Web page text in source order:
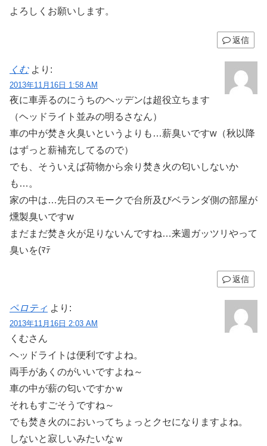
よろしくお願いします。
返信
くむ より:
2013年11月16日 1:58 AM
夜に車弄るのにうちのヘッデンは超役立ちます
（ヘッドライト並みの明るさなん）
車の中が焚き火臭いというよりも…薪臭いですw（秋以降
はずっと薪補充してるので）
でも、そういえば荷物から余り焚き火の匂いしないか
も…。
家の中は…先日のスモークで台所及びベランダ側の部屋が
燻製臭いですw
まだまだ焚き火が足りないんですね…来週ガッツリやって
臭いを(ﾏﾃ
返信
ペロティ より:
2013年11月16日 2:03 AM
くむさん
ヘッドライトは便利ですよね。
両手があくのがいいですよね～
車の中が薪の匂いですかｗ
それもすごそうですね～
でも焚き火のにおいってちょっとクセになりますよね。
しないと寂しいみたいなｗ